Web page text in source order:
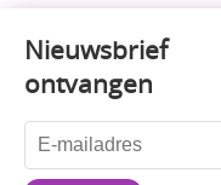
Nieuwsbrief
ontvangen